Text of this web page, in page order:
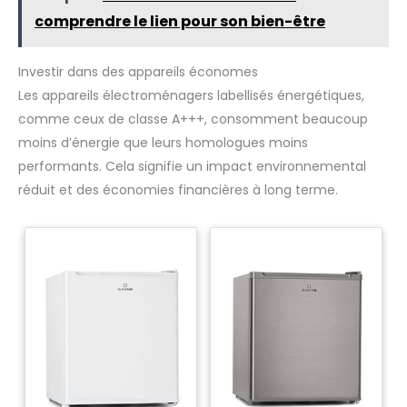
comprendre le lien pour son bien-être
Investir dans des appareils économes
Les appareils électroménagers labellisés énergétiques,
comme ceux de classe A+++, consomment beaucoup
moins d’énergie que leurs homologues moins
performants. Cela signifie un impact environnemental
réduit et des économies financières à long terme.